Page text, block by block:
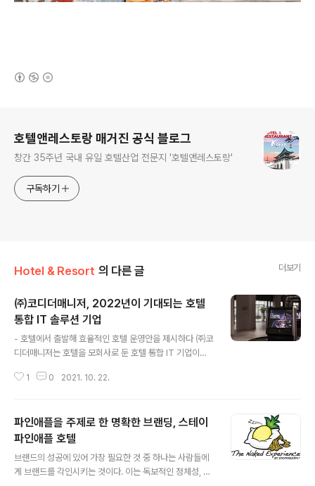
호텔앤레스토랑 매거진 공식 블로그
창간 35주년 국내 유일 호텔산업 전문지 '호텔앤레스토랑'
구독하기
Hotel & Resort 의 다른 글 더보기
㈜코디더매니저, 2022년이 기대되는 호텔
통합 IT 솔루션 기업
- 호텔에서 출발해 효율적인 호텔 운영안을 제시하다 ㈜코
디더매니저는 호텔을 모회사로 둔 호텔 통합 IT 기업이다.
장에 선보였으며, 최근에는 오페라로 연동된 솔루션을 국
온 노하우를 발휘하고 있다. 앞으로도 빠르게 변화하는 시
장 환경에서 호텔의 니즈를 정확하게 파악, 파트너사에 새
로운 가치를 제공하고, 신뢰를 기반으로 상호 발전하고자
하는 ㈜코디더매니저. 특히 올해는 각 직군에 대한 대규모
채용을 진행해 보다 적극적으로 호텔과 소통할 예정이다.
1 0 2021. 10. 22.
파인애플을 주제로 한 명확한 브랜딩, 스테이
파인애플 호텔
브랜드의 성공에 있어 가장 필요한 것 중 하나는 사람들에
게 브랜드를 각인시키는 것이다. 이는 독보적인 정체성, 독